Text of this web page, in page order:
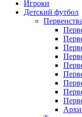
Игроки
Детский футбол